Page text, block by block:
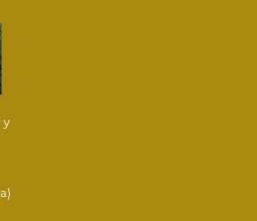
y